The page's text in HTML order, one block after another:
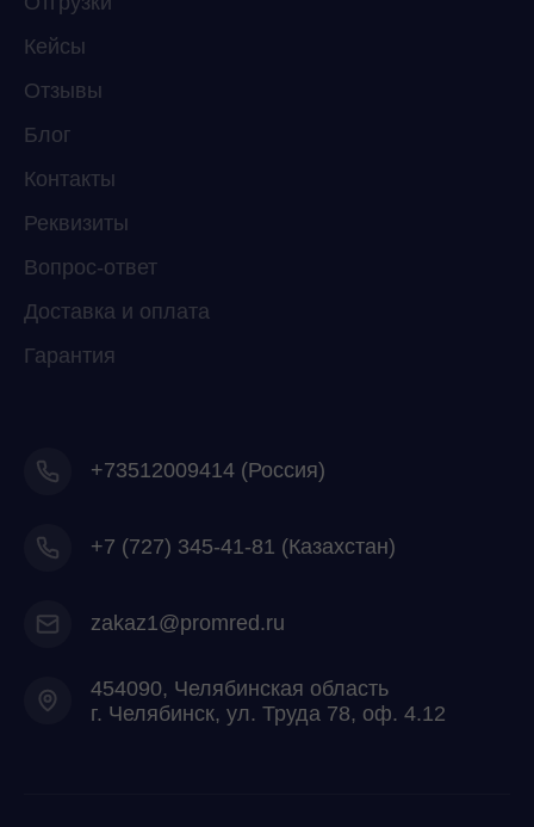
Кейсы
Отзывы
Блог
Контакты
Реквизиты
Вопрос-ответ
Доставка и оплата
Гарантия
+73512009414 (Россия)
+7 (727) 345-41-81 (Казахстан)
zakaz1@promred.ru
454090, Челябинская область
г. Челябинск, ул. Труда 78, оф. 4.12